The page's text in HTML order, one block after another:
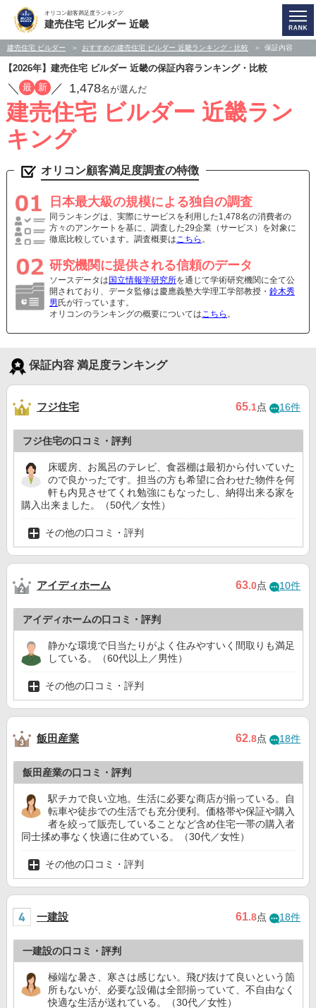
オリコン顧客満足度ランキング
建売住宅 ビルダー 近畿
建売住宅 ビルダー おすすめの建売住宅 ビルダー 近畿ランキング・比較 保証内容
【2026年】建売住宅 ビルダー 近畿の保証内容ランキング・比較
／ 最 新 ／ 1,478名が選んだ
建売住宅 ビルダー 近畿ラン
キング
オリコン顧客満足度調査の特徴
日本最大級の規模による独自の調査
同ランキングは、実際にサービスを利用した1,478名の消費者の
方々のアンケートを基に、調査した29企業（サービス）を対象に
徹底比較しています。調査概要はこちら 。
研究機関に提供される信頼のデータ
ソースデータは 国立情報学研究所を通じて学術研究機関に全て公
開されており、データ監修は慶應義塾大学理工学部教授・ 鈴木秀
男 氏が行っています。
オリコンのランキングの概要についてはこちら 。
保証内容 満足度ランキング
フジ住宅 65.1点 16件
フジ住宅の口コミ・評判
床暖房、お風呂のテレビ、食器棚は最初から付いていた
ので良かったです。担当の方も希望に合わせた物件を何
軒も内見させてくれ勉強にもなったし、納得出来る家を
購入出来ました。（50代／女性）
その他の口コミ・評判
アイディホーム 63.0点 10件
アイディホームの口コミ・評判
静かな環境で日当たりがよく住みやすいく間取りも満足
している。（60代以上／男性）
その他の口コミ・評判
飯田産業 62.8点 18件
飯田産業の口コミ・評判
駅チカで良い立地。生活に必要な商店が揃っている。自
転車や徒歩での生活でも充分便利。価格帯や保証や購入
者を絞って販売していることなど含め住宅一帯の購入者
同士揉め事なく快適に住めている。（30代／女性）
その他の口コミ・評判
一建設 61.8点 18件
一建設の口コミ・評判
極端な暑さ、寒さは感じない。飛び抜けて良いという箇
所もないが、必要な設備は全部揃っていて、不自由なく
快適な生活が送れている。（30代／女性）